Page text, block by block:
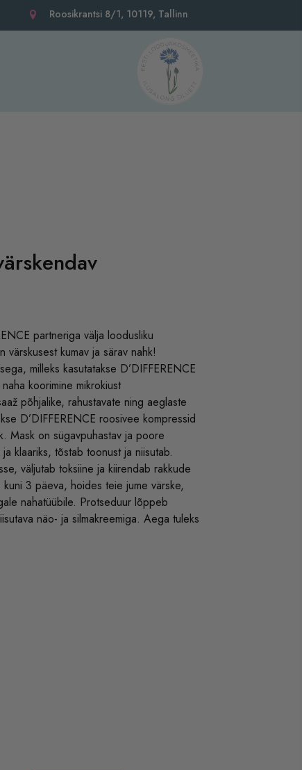
Roosikrantsi 8/1, 10119, Tallinn
partneriga välja loodusliku
värskusest kumav ja särav nahk!
milleks kasutatakse D’DIFFERENCE
koorimine mikrokiust
põhjalike, rahustavate ning aeglaste
D’DIFFERENCE roosivee kompressid
Mask on sügavpuhastav ja poore
klaariks, tõstab toonust ja niisutab.
väljutab toksiine ja kiirendab rakkude
3 päeva, hoides teie jume värske,
nahatüübile. Protseduur lõppeb
näo- ja silmakreemiga. Aega tuleks